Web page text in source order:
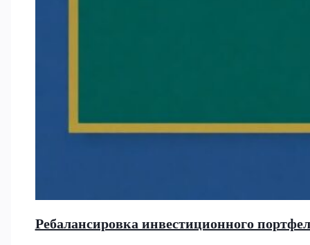
Ребалансировка инвестиционного